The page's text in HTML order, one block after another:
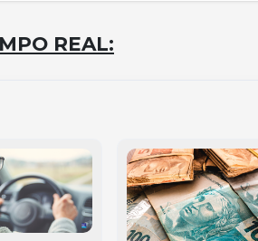
REAL: